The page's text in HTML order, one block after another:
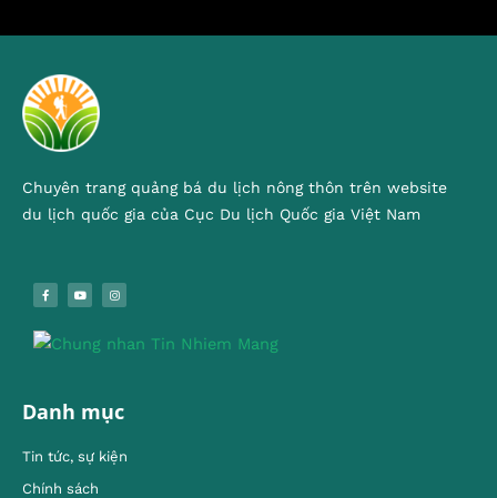
Chuyên trang quảng bá du lịch nông thôn trên website
du lịch quốc gia của Cục Du lịch Quốc gia Việt Nam
Danh mục
Tin tức, sự kiện
Chính sách